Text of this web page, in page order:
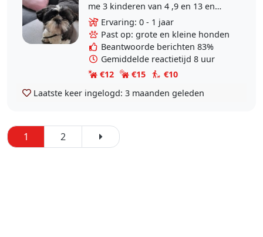
me 3 kinderen van 4 ,9 en 13 en
onze hond Noortje ( shitzu), 2
kattten en ons konijn in
Vlaardingen. Ik heb de..
Ervaring: 0 - 1 jaar
Past op: grote en kleine honden
Beantwoorde berichten 83%
Gemiddelde reactietijd 8 uur
€12
€15
€10
Laatste keer ingelogd: 3 maanden geleden
1 2